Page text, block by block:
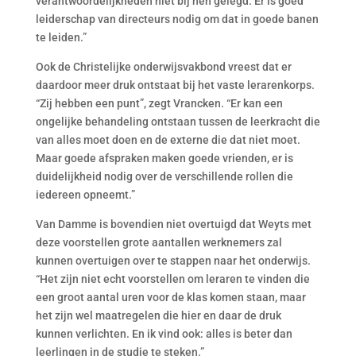
leiderschap van directeurs nodig om dat in goede banen
te leiden.”
Ook de Christelijke onderwijsvakbond vreest dat er
daardoor meer druk ontstaat bij het vaste lerarenkorps.
“Zij hebben een punt”, zegt Vrancken. “Er kan een
ongelijke behandeling ontstaan tussen de leerkracht die
van alles moet doen en de externe die dat niet moet.
Maar goede afspraken maken goede vrienden, er is
duidelijkheid nodig over de verschillende rollen die
iedereen opneemt.”
Van Damme is bovendien niet overtuigd dat Weyts met
deze voorstellen grote aantallen werknemers zal
kunnen overtuigen over te stappen naar het onderwijs.
“Het zijn niet echt voorstellen om leraren te vinden die
een groot aantal uren voor de klas komen staan, maar
het zijn wel maatregelen die hier en daar de druk
kunnen verlichten. En ik vind ook: alles is beter dan
leerlingen in de studie te steken.”